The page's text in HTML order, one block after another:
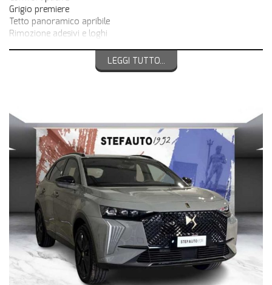
Grigio premiere
Tetto panoramico apribile
Rimozione adesivi e loghi
DS BOLOGNA CONCESSIONARIA UFFICIALE DS
n.b.:
Offriamo massima competenza nel gestire trattative a distanza
offrendo la soluzione migliore per poter acquistare senza
pensieri da qualunque parte d’Italia. Tuttavia, è possibile che ci
siano delle incongruenze fra gli accessori indicati nell’annuncio e
la vettura presente in Concessionaria. Vi invitiamo a verificare le
caratteristiche dello specifico veicolo con un nostro consulente.
INOLTRE VI INVITIAMO A SPECIFICARE:
- DATI ANAGRAFICI
- UN RECAPITO TELEFONICO
- LOCALITA' DI RESIDENZA
- IN CASO DI AUTO DA PERMUTARE o ROTTAMARE INDICARE:
(MODELLO, ANNO DI IMMATRICOLAZIONE, KM)
LEGGI TUTTO...